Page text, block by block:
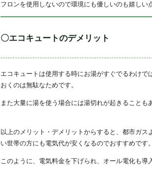
フロンを使用しないので環境にも優しいのも嬉しい
〇エコキュートのデメリット
エコキュートは使用する時にお湯がすぐでるわけ
おくのは無駄なためです。
また大量に湯を使う場合には湯切れが起きることも
以上のメリット・デメリットからすると、都市ガ
い世帯の方にも電気代が安くなるのでおすすめです。
このように、電気料金を下げられ、オール電化も導